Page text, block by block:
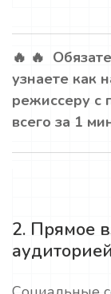
🔥 🔥
узнаете как
режиссеру с
всего за 1
2. Прямое
аудиторией